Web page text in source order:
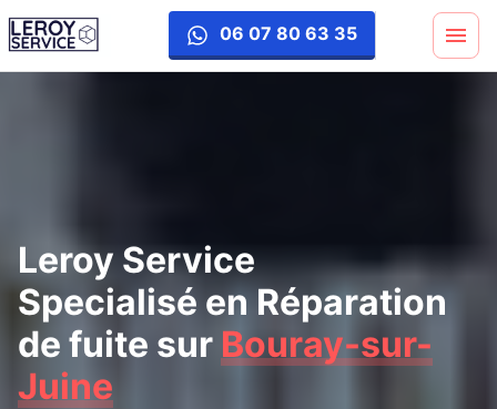
06 07 80 63 35
reparation-fuite
Leroy Service
Specialisé en Réparation
de fuite sur Bouray-sur-
Juine